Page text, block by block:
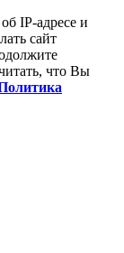
IP-адресе и
сайт
что Вы